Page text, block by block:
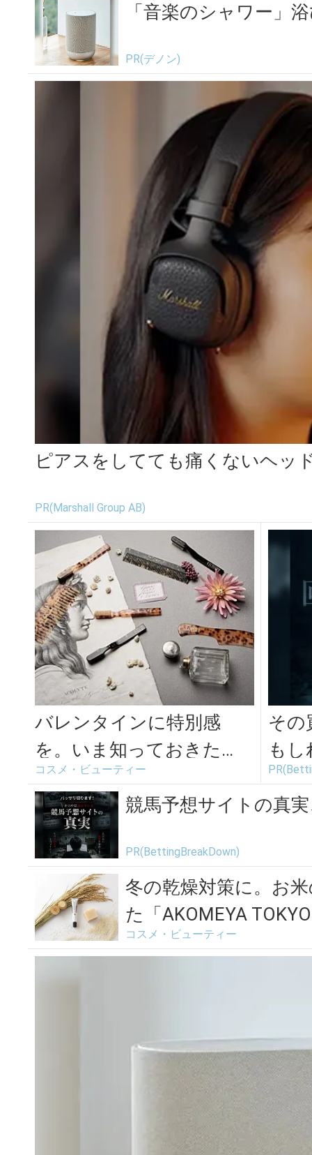
「音楽のシャワー」
PR(デノン)
ピアスをしてても痛くないヘッ
PR(Marshall Group AB)
バレンタインに特別感
を。いま知っておきた
い“ビュリー”のカスタマイ
ズギフト
コスメ・ビューティー
その
も
競馬予想サイトの真
PR(BettingBreakDown)
冬の乾燥対策に。お
た「AKOMEYA
コスメ・ビューティー